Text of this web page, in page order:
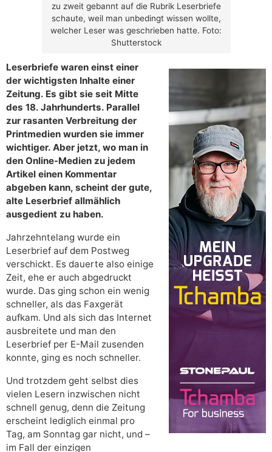
zu zweit gebannt auf die Rubrik Leserbriefe
schaute, weil man unbedingt wissen wollte,
welcher Leser was geschrieben hatte. Foto:
Shutterstock
Leserbriefe waren einst einer
der wichtigsten Inhalte einer
Zeitung. Es gibt sie seit Mitte
des 18. Jahrhunderts. Parallel
zur rasanten Verbreitung der
Printmedien wurden sie immer
wichtiger. Aber jetzt, wo man in
den Online-Medien zu jedem
Artikel einen Kommentar
abgeben kann, scheint der gute,
alte Leserbrief allmählich
ausgedient zu haben.
Jahrzehntelang wurde ein
Leserbrief auf dem Postweg
verschickt. Es dauerte also einige
Zeit, ehe er auch abgedruckt
wurde. Das ging schon ein wenig
schneller, als das Faxgerät
aufkam. Und als sich das Internet
ausbreitete und man den
Leserbrief per E-Mail zusenden
konnte, ging es noch schneller.
Und trotzdem geht selbst dies
vielen Lesern inzwischen nicht
schnell genug, denn die Zeitung
erscheint lediglich einmal pro
Tag, am Sonntag gar nicht, und –
im Fall der einzigen